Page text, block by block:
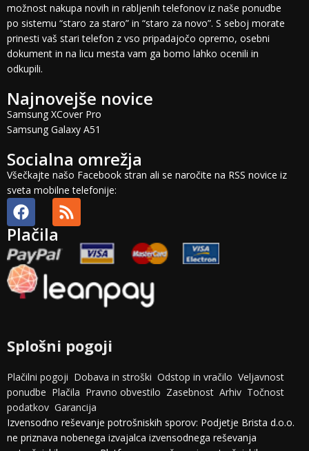
možnost nakupa novih in rabljenih telefonov iz naše ponudbe
po sistemu “staro za staro” in “staro za novo”. S seboj morate
prinesti vaš stari telefon z vso pripadajočo opremo, osebni
dokument in na licu mesta vam ga bomo lahko ocenili in
odkupili.
Najnovejše novice
Samsung XCover Pro
Samsung Galaxy A51
Socialna omrežja
Všečkajte našo Facebook stran ali se naročite na RSS novice iz
sveta mobilne telefonije:
Plačila
Splošni pogoji
Plačilni pogoji Dobava in stroški Odstop in vračilo Veljavnost
ponudbe Plačila Pravno obvestilo Zasebnost Arhiv Točnost
podatkov Garancija
Izvensodno reševanje potrošniskih sporov: Podjetje Brista d.o.o.
ne priznava nobenega izvajalca izvensodnega reševanja